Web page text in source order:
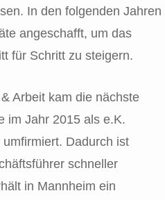
In den folgenden Jahren
angeschafft, um das
für Schritt zu steigern.
Arbeit kam die nächste
im Jahr 2015 als e.K.
umfirmiert. Dadurch ist
schneller
in Mannheim ein